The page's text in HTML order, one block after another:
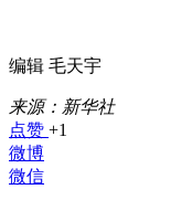
编辑 毛天宇
来源：新华社
点赞 +1
微博
微信